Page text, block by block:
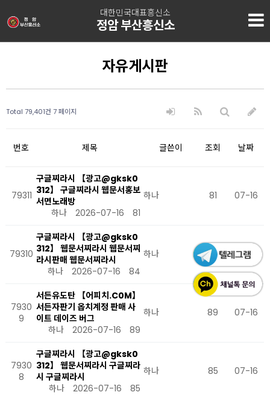
대한민국대표흥신소
정암 부산흥신소
자유게시판
Total 79,401건 7 페이지
번호 제목 글쓴이 조회 날짜
79311
구글찌라시 【광고@gksk0
312】 구글찌라시 웹문서홍보
서면노래방
하나
2026-07-16 81
하나 81 07-16
79310
구글찌라시 【광고@gksk0
312】 웹문서찌라시 웹문서찌
라시판매 웹문서찌라시
하나
2026-07-16 84
하나 84 07-16
7930
9
서든유도탄 【어피치.C0M】
서든자판기 옵치계정 판매 사
이트 데이즈 버그
하나
2026-07-16 89
하나 89 07-16
7930
8
구글찌라시 【광고@gksk0
312】 웹문서찌라시 구글찌라
시 구글찌라시
하나
2026-07-16 85
하나 85 07-16